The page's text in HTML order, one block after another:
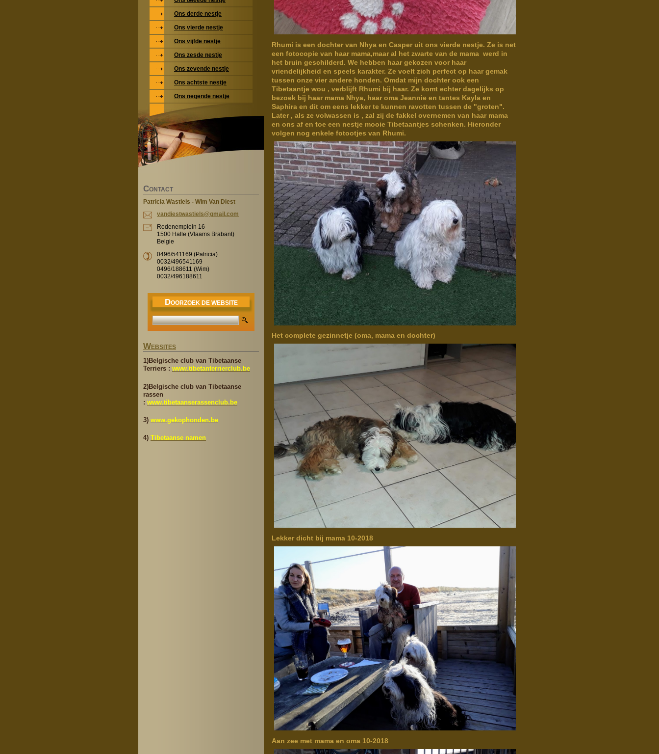
Rhumi is een dochter van Nhya en Casper uit ons vierde nestje. Ze is net
een fotocopie van haar mama,maar al het zwarte van de mama werd in
het bruin geschilderd. We hebben haar gekozen voor haar
vriendelijkheid en speels karakter. Ze voelt zich perfect op haar gemak
tussen onze vier andere honden. Omdat mijn dochter ook een
Tibetaantje wou , verblijft Rhumi bij haar. Ze komt echter dagelijks op
bezoek bij haar mama Nhya, haar oma Jeannie en tantes Kayla en
Saphira en dit om eens lekker te kunnen ravotten tussen de "groten".
Later , als ze volwassen is , zal zij de fakkel overnemen van haar mama
en ons af en toe een nestje mooie Tibetaantjes schenken. Hieronder
volgen nog enkele fotootjes van Rhumi.
Het complete gezinnetje (oma, mama en dochter)
Lekker dicht bij mama 10-2018
Aan zee met mama en oma 10-2018
Ons derde nestje
Ons vierde nestje
Ons vijfde nestje
Ons zesde nestje
Ons zevende nestje
Ons achtste nestje
Ons negende nestje
CONTACT
Patricia Wastiels - Wim Van Diest
vandiestwastiels@gmail.com
Rodenemplein 16
1500 Halle (Vlaams Brabant)
Belgie
0496/541169 (Patricia)
0032/496541169
0496/188611 (Wim)
0032/496188611
DOORZOEK DE WEBSITE
WEBSITES
1)Belgische club van Tibetaanse
Terriers : www.tibetanterrierclub.be
2)Belgische club van Tibetaanse
rassen
: www.tibetaanserassenclub.be
3) www.gekophonden.be
4) Tibetaanse namen